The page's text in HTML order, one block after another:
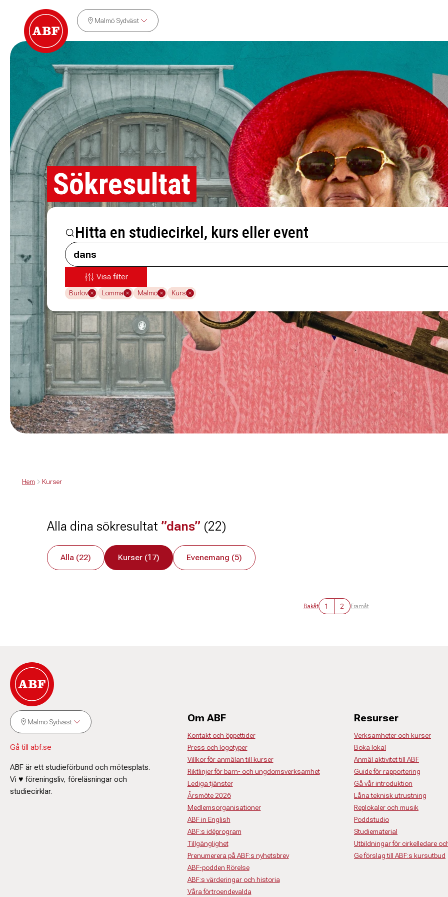
Malmö Sydväst
Sökresultat
Hitta en studiecirkel, kurs eller event
Visa filter
Burlöv Lomma Malmö Kurs
Hem Kurser
Alla dina sökresultat ”dans” (22)
Alla (22) Kurser (17) Evenemang (5)
Bakåt 1 2 Framåt
Malmö Sydväst
Gå till abf.se
ABF är ett studieförbund och mötesplats.
Vi ♥ föreningsliv, föreläsningar och
studiecirklar.
Om ABF
Kontakt och öppettider
Press och logotyper
Villkor för anmälan till kurser
Riktlinjer för barn- och ungdomsverksamhet
Lediga tjänster
Årsmöte 2026
Medlemsorganisationer
ABF in English
ABF:s idéprogram
Tillgänglighet
Prenumerera på ABF:s nyhetsbrev
ABF-podden Rörelse
ABF:s värderingar och historia
Våra förtroendevalda
Resurser
Verksamheter och kurser
Boka lokal
Anmäl aktivitet till ABF
Guide för rapportering
Gå vår introduktion
Låna teknisk utrustning
Replokaler och musik
Poddstudio
Studiematerial
Utbildningar för cirkelledare
Ge förslag till ABF:s kursutbud